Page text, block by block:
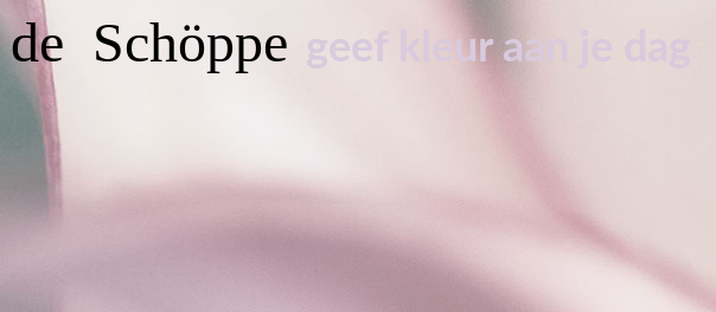
Schöppe geef kleur aan je dag